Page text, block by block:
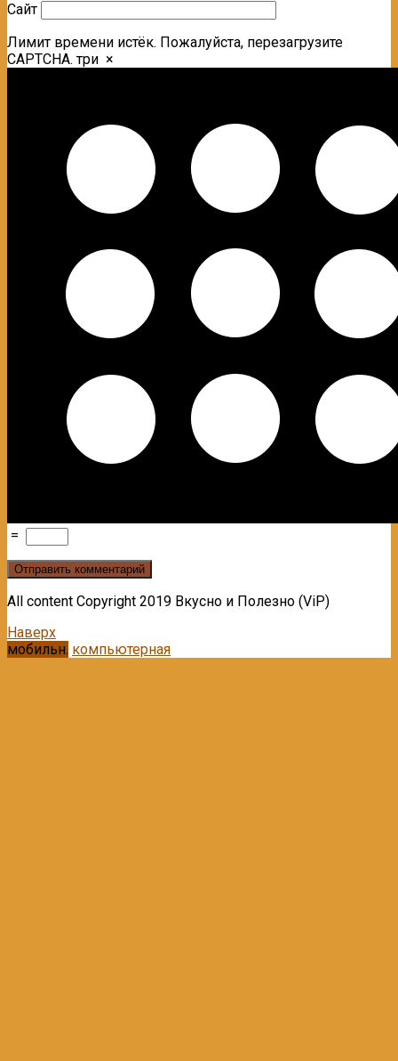
Сайт
Лимит времени истёк. Пожалуйста, перезагрузите
CAPTCHA. три ×
=
All content Copyright 2019 Вкусно и Полезно (ViP)
Наверх
мобильн. компьютерная